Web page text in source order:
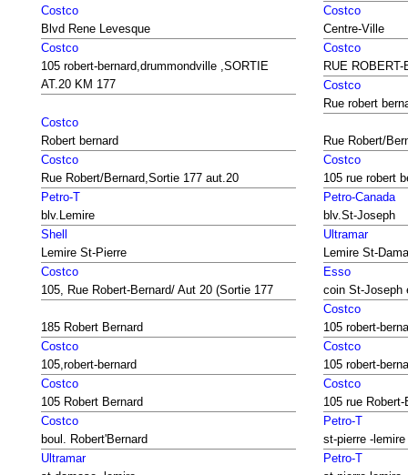
Costco
Blvd Rene Levesque
Costco
Centre-Ville
Costco
105 robert-bernard,drummondville ,SORTIE
AT.20 KM 177
Costco
RUE ROBERT-
Costco
Rue robert
Costco
Robert bernard
Rue Robert/
Costco
Rue Robert/Bernard,Sortie 177 aut.20
Costco
105 rue robert
Petro-T
blv.Lemire
Petro-Canada
blv.St-Joseph
Shell
Lemire St-Pierre
Ultramar
Lemire St-
Costco
105, Rue Robert-Bernard/ Aut 20 (Sortie 177
Esso
coin St-Joseph
185 Robert Bernard
Costco
105 robert-
Costco
105,robert-bernard
Costco
105 robert-
Costco
105 Robert Bernard
Costco
105 rue
Costco
boul. Robert'Bernard
Petro-T
st-pierre -lemire
Ultramar
Petro-T